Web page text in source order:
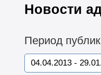
Новости
Период